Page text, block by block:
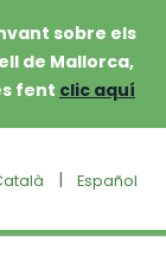
sobre els
de Mallorca,
fent clic aquí
| Español